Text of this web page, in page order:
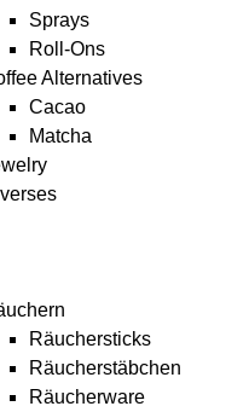
Sprays
Roll-Ons
Alternatives
Cacao
Matcha
Räuchersticks
Räucherstäbchen
Räucherware